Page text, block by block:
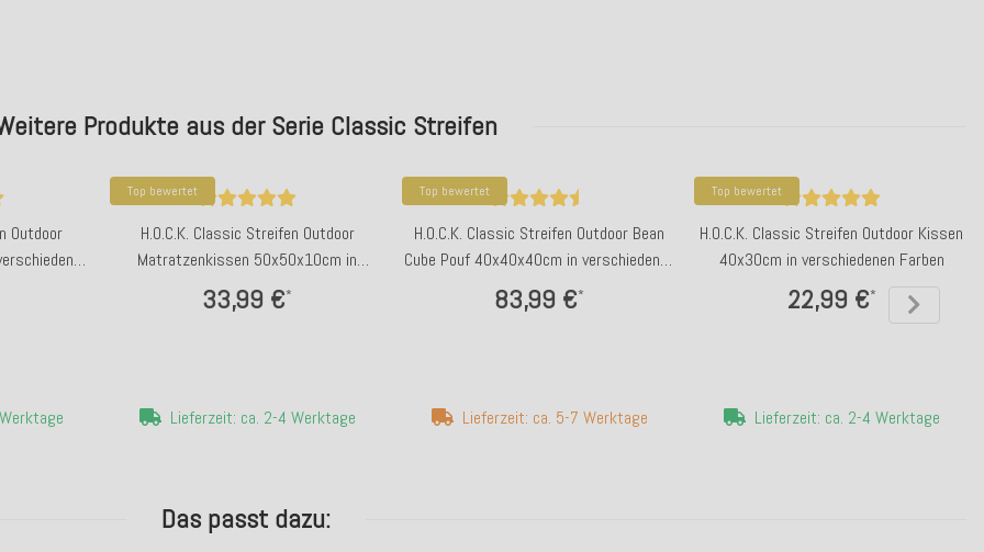
Produkte aus der Serie Classic Streifen
Outdoor
Top bewertet
H.O.C.K. Classic Streifen Outdoor
Matratzenkissen 50x50x10cm in
verschiedenen Farben
33,99 €*
Lieferzeit: ca. 2-4 Werktage
Top bewertet
H.O.C.K. Classic Streifen Outdoor Bean
Cube Pouf 40x40x40cm in verschiedenen
Farben
83,99 €*
Lieferzeit: ca. 5-7 Werktage
Top bewertet
H.O.C.K. Classic Streifen Outdoor Kissen
40x30cm in verschiedenen Farben
22,99 €*
Lieferzeit: ca. 2-4 Werktage
Das passt dazu: